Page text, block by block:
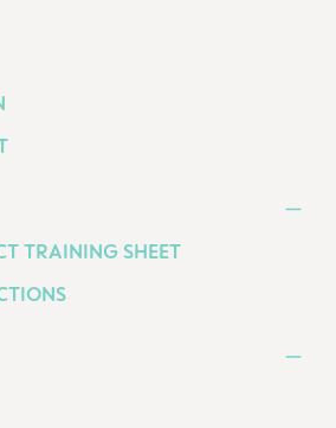
TRAINING SHEET